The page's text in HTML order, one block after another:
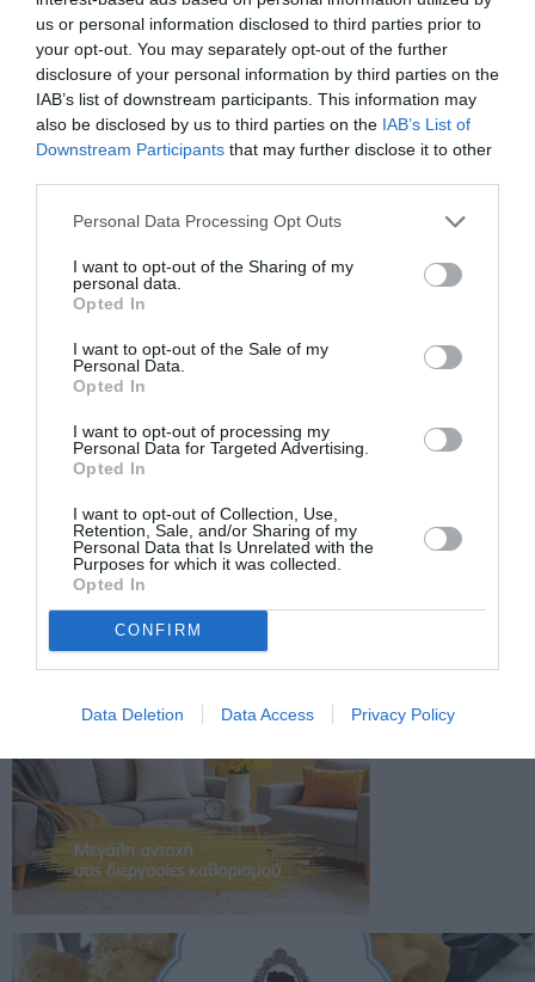
us or personal information disclosed to third parties prior to
your opt-out. You may separately opt-out of the further
disclosure of your personal information by third parties on the
IAB’s list of downstream participants. This information may
also be disclosed by us to third parties on the IAB’s List of
Downstream Participants that may further disclose it to other
Personal Data Processing Opt Outs
I want to opt-out of the Sharing of my
personal data.
Opted In
I want to opt-out of the Sale of my
Personal Data.
Opted In
I want to opt-out of processing my
Personal Data for Targeted Advertising.
Opted In
I want to opt-out of Collection, Use,
Retention, Sale, and/or Sharing of my
Personal Data that Is Unrelated with the
Purposes for which it was collected.
Opted In
CONFIRM
Data Deletion Data Access Privacy Policy
καινοτόμες λύσεις, με στόχο τη διαρκή θωράκιση του
σωφρονιστικού συστήματος απέναντι στις σύγχρονες
απειλές.
TAGS: DRONE ΦΥΛΑΚΕΣ ΧΑΝΙΑ
Facebook Twitter